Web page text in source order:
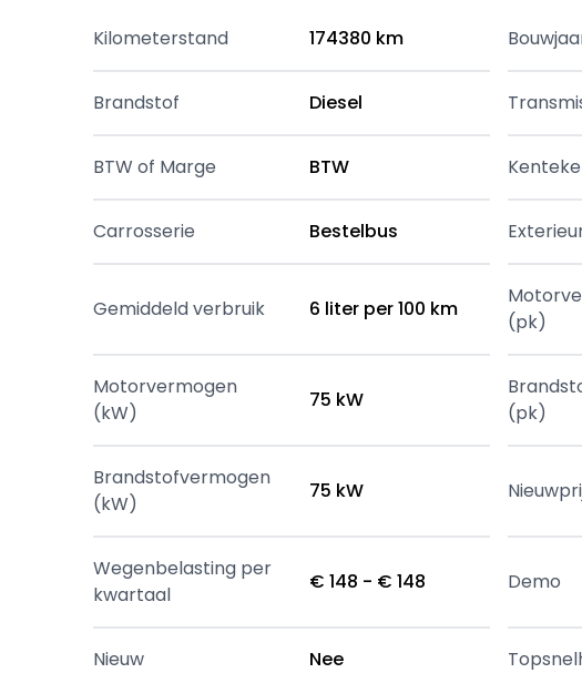
Kilometerstand 174380 km
Brandstof Diesel
BTW of Marge BTW
Carrosserie Bestelbus
Gemiddeld verbruik 6 liter per 100 km
(pk)
Motorvermogen
(kW)
75 kW
(pk)
Brandstofvermogen
(kW)
75 kW
Wegenbelasting per
kwartaal
€ 148 - € 148 Demo
Nieuw Nee